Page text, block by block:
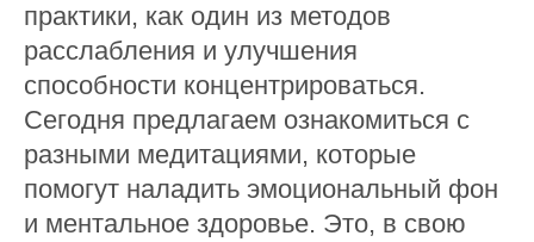
практики, как один из методов
расслабления и улучшения
способности концентрироваться.
Сегодня предлагаем ознакомиться с
разными медитациями, которые
помогут наладить эмоциональный фон
и ментальное здоровье. Это, в свою